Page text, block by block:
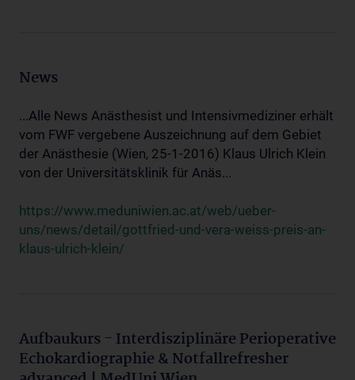
News
...Alle News Anästhesist und Intensivmediziner erhält
vom FWF vergebene Auszeichnung auf dem Gebiet
der Anästhesie (Wien, 25-1-2016) Klaus Ulrich Klein
von der Universitätsklinik für Anäs...
https://www.meduniwien.ac.at/web/ueber-
uns/news/detail/gottfried-und-vera-weiss-preis-an-
klaus-ulrich-klein/
Aufbaukurs - Interdisziplinäre Perioperative
Echokardiographie & Notfallrefresher